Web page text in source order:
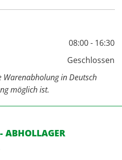
08:00 - 16:30
Geschlossen
Wa­renab­ho­lung in Deutsch
mög­lich ist.
ABHOLLAGER